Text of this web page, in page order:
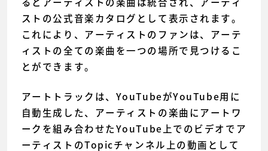
ストの公式音楽カタログとして表示されます。
これにより、アーティストのファンは、アーテ
ィストの全ての楽曲を一つの場所で見つけるこ
とができます。
アートトラックは、YouTubeがYouTube用に
自動生成した、アーティストの楽曲にアートワ
ークを組み合わせたYouTube上でのビデオでア
ーティストのTopicチャンネル上の動画として